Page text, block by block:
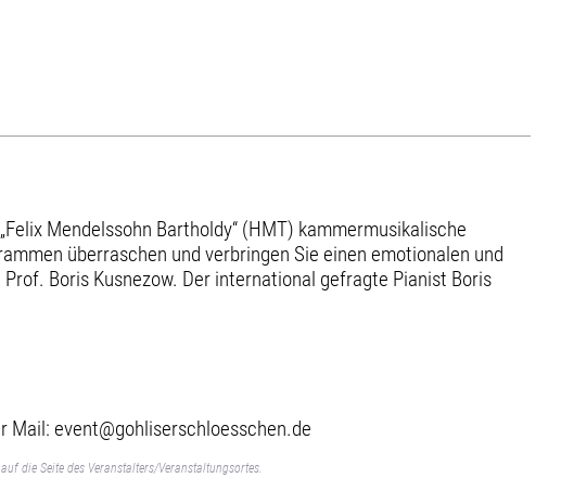
Mendelssohn Bartholdy“ (HMT) kammermusikalische
überraschen und verbringen Sie einen emotionalen und
Boris Kusnezow. Der international gefragte Pianist Boris
Mail: event@gohliserschloesschen.de
die Seite des Veranstalters/Veranstaltungsortes.